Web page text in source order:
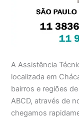
A Assistência
localizada em
bairros e regiões
ABCD, através de
chegamos